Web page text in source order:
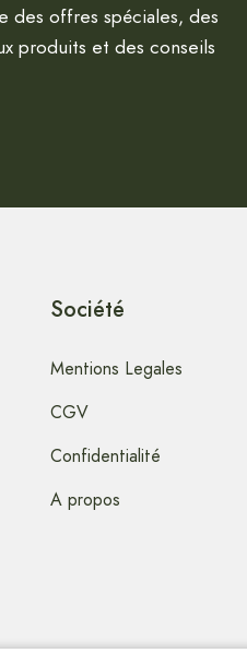
des offres spéciales, des
produits et des conseils
Société
Mentions Legales
CGV
Confidentialité
A propos